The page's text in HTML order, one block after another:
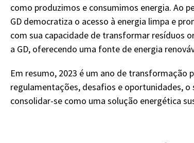
como produzimos e consumimos energia. Ao
GD democratiza o acesso à energia limpa e
com sua capacidade de transformar resíduos
a GD, oferecendo uma fonte de energia
Em resumo, 2023 é um ano de transformação
regulamentações, desafios e oportunidades,
consolidar-se como uma solução energética